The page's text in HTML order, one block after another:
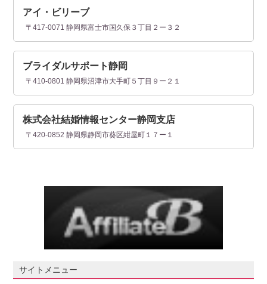
アイ・ビリーブ
〒417-0071 静岡県富士市国久保３丁目２ー３２
ブライダルサポート静岡
〒410-0801 静岡県沼津市大手町５丁目９ー２１
株式会社結婚情報センター静岡支店
〒420-0852 静岡県静岡市葵区紺屋町１７ー１
サイトメニュー